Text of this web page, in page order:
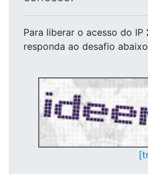
Para liberar o acesso do IP
responda ao desafio